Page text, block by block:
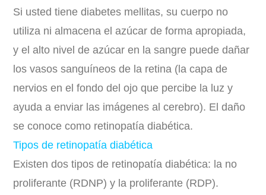
Si usted tiene diabetes mellitas, su cuerpo no
utiliza ni almacena el azúcar de forma apropiada,
y el alto nivel de azúcar en la sangre puede dañar
los vasos sanguíneos de la retina (la capa de
nervios en el fondo del ojo que percibe la luz y
ayuda a enviar las imágenes al cerebro). El daño
se conoce como retinopatía diabética.
Tipos de retinopatía diabética
Existen dos tipos de retinopatía diabética: la no
proliferante (RDNP) y la proliferante (RDP).